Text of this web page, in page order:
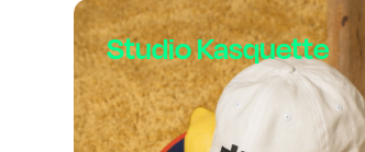
Studio Kasquette